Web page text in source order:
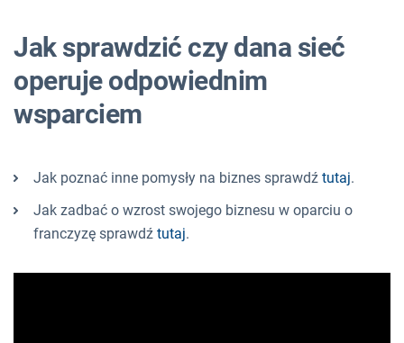
ZAREJESTRUJ
Jak sprawdzić czy dana sieć
operuje odpowiednim
wsparciem
Jak poznać inne pomysły na biznes sprawdź tutaj.
Jak zadbać o wzrost swojego biznesu w oparciu o
franczyzę sprawdź tutaj.